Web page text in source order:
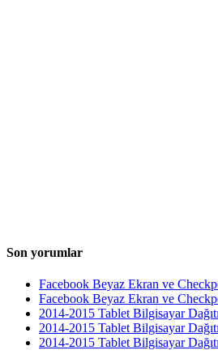
Son yorumlar
Facebook Beyaz Ekran ve
Facebook Beyaz Ekran ve
2014-2015 Tablet Bilgisayar
2014-2015 Tablet Bilgisayar
2014-2015 Tablet Bilgisayar